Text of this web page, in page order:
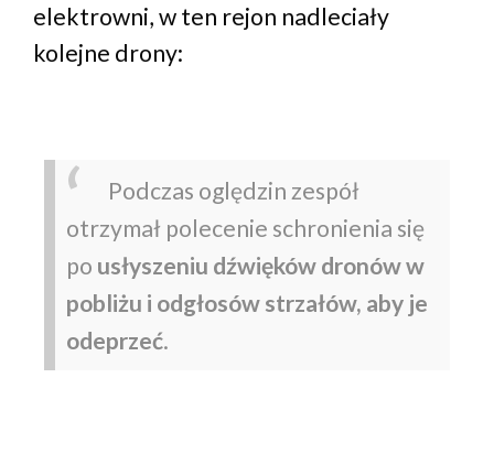
elektrowni, w ten rejon nadleciały
kolejne drony:
Podczas oględzin zespół
otrzymał polecenie schronienia się
po usłyszeniu dźwięków dronów w
pobliżu i odgłosów strzałów, aby je
odeprzeć.